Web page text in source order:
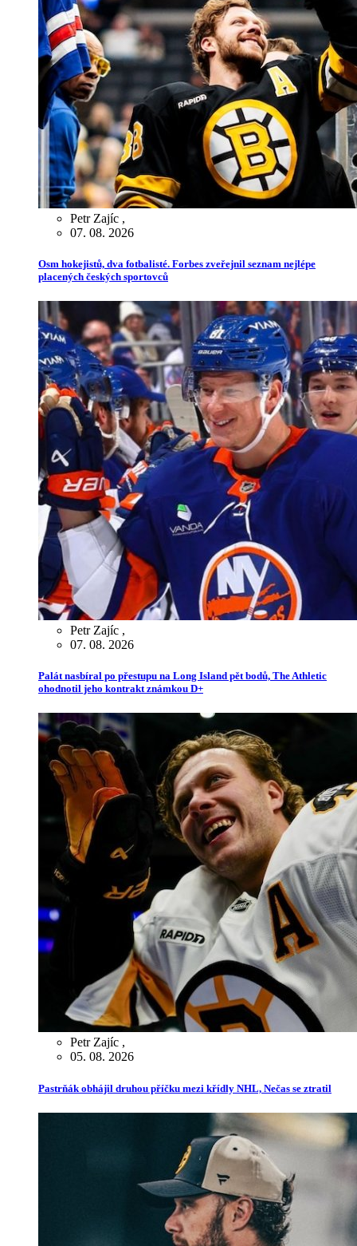
Petr Zajíc ,
07. 08. 2026
Osm hokejistů, dva fotbalisté. Forbes zveřejnil seznam nejlépe
placených českých sportovců
Petr Zajíc ,
07. 08. 2026
Palát nasbíral po přestupu na Long Island pět bodů, The Athletic
ohodnotil jeho kontrakt známkou D+
Petr Zajíc ,
05. 08. 2026
Pastrňák obhájil druhou příčku mezi křídly NHL, Nečas se ztratil